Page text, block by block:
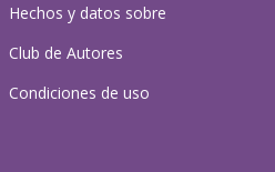
Hechos y datos sobre
Club de Autores
Condiciones de uso